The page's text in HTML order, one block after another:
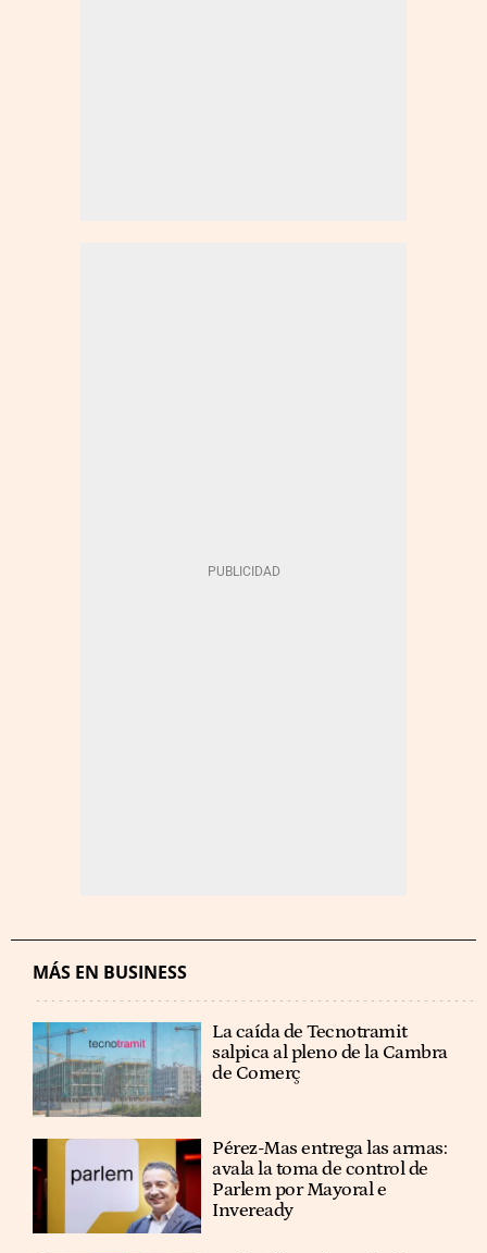
MÁS EN BUSINESS
La caída de Tecnotramit
salpica al pleno de la Cambra
de Comerç
Pérez-Mas entrega las armas:
avala la toma de control de
Parlem por Mayoral e
Inveready